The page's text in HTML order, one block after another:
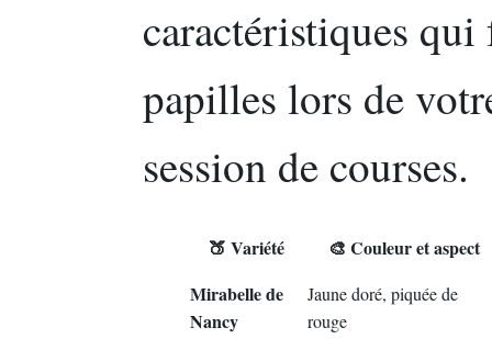
caractéristiques
papilles lors de
session de courses.
🍑 Variété
🎨 Couleur et aspect
Mirabelle de
Nancy
Jaune doré, piquée de
rouge